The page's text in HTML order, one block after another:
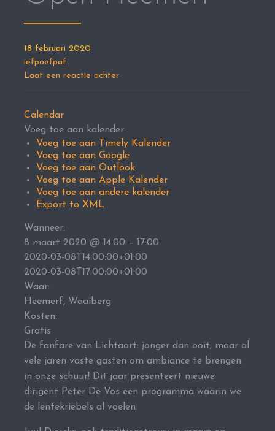
18 februari 2020
iefpoefpaf
Laat een reactie achter
Calendar
Voeg toe aan kalender
Voeg toe aan Timely Kalender
Voeg toe aan Google
Voeg toe aan Outlook
Voeg toe aan Apple Kalender
Voeg toe aan andere kalender
Export to XML
Wanneer:
8 maart 2020 @ 14:00 – 17:00
2020-03-08T14:00:00+01:00
2020-03-08T17:00:00+01:00
Waar:
Heemerf, Waaiberg
Kosten:
Gratis
De fanfare van Lichtaart: jonger dan ooit, maar al
vele jaren vaste gasten om ambiance te brengen
in onze schuur! Dit jaar presenteert nieuwe
dirigent Peter De Vos een programma waarin we
de lentekriebels al voelen.